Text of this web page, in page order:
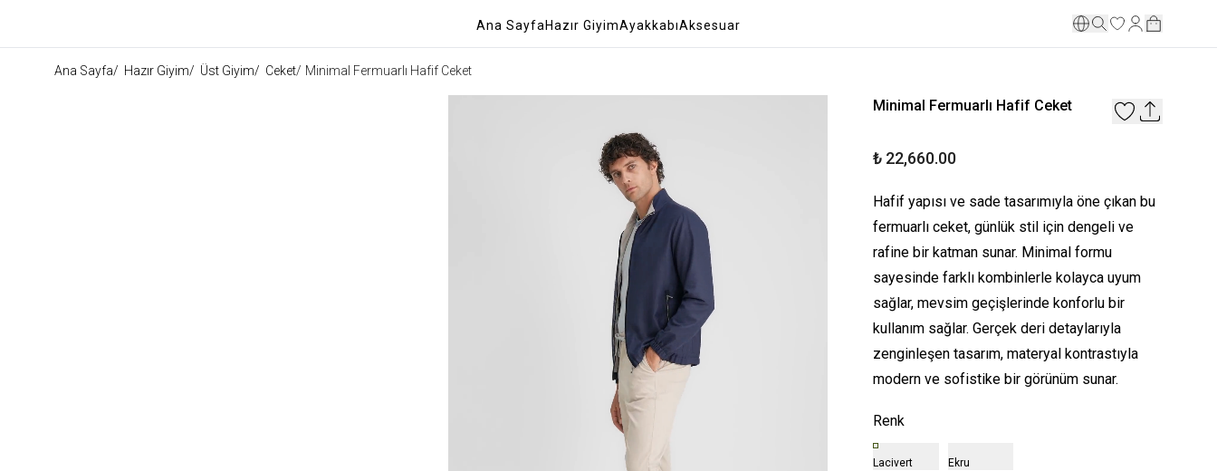
Ana Sayfa Hazır GiyimAyakkabıAksesuar
Ana Sayfa/ Hazır Giyim/ Üst Giyim/ Ceket/ Minimal Fermuarlı Hafif Ceket
Minimal Fermuarlı Hafif Ceket
₺ 22,660.00
Hafif yapısı ve sade tasarımıyla öne çıkan bu
fermuarlı ceket, günlük stil için dengeli ve
rafine bir katman sunar. Minimal formu
sayesinde farklı kombinlerle kolayca uyum
sağlar, mevsim geçişlerinde konforlu bir
kullanım sağlar. Gerçek deri detaylarıyla
zenginleşen tasarım, materyal kontrastıyla
modern ve sofistike bir görünüm sunar.
Renk
Lacivert Ekru